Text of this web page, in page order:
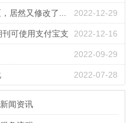
2022-12-29
居然又修改了...
2022-12-16
可使用支付宝支
2022-09-29
2022-07-28
新闻资讯